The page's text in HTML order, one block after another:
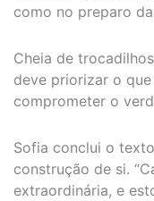
como no preparo da
Cheia de
deve priorizar o
comprometer o
Sofia conclui o
construção de si.
extraordinária, e